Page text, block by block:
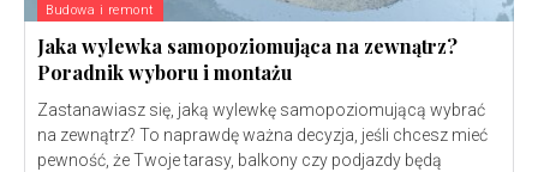
Budowa i remont
Jaka wylewka samopoziomująca na zewnątrz?
Poradnik wyboru i montażu
Zastanawiasz się, jaką wylewkę samopoziomującą wybrać
na zewnątrz? To naprawdę ważna decyzja, jeśli chcesz mieć
pewność, że Twoje tarasy, balkony czy podjazdy będą